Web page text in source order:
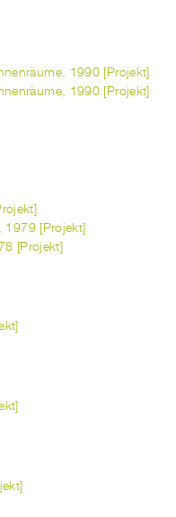
1990 [Projekt]
1990 [Projekt]
1979 [Projekt]
[Projekt]